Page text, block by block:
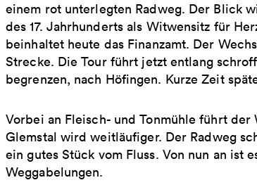
einem rot unterlegten Radweg. Der Blick
des 17. Jahrhunderts als Witwensitz für
beinhaltet heute das Finanzamt. Der
Strecke. Die Tour führt jetzt entlang
begrenzen, nach Höfingen. Kurze Zeit
Vorbei an Fleisch- und Tonmühle führt
Glemstal wird weitläufiger. Der Radweg
ein gutes Stück vom Fluss. Von nun an ist
Weggabelungen.